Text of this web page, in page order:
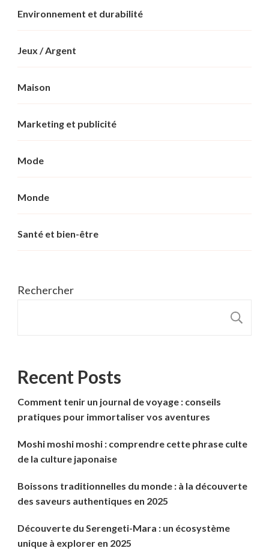
Environnement et durabilité
Jeux / Argent
Maison
Marketing et publicité
Mode
Monde
Santé et bien-être
Rechercher
Recent Posts
Comment tenir un journal de voyage : conseils
pratiques pour immortaliser vos aventures
Moshi moshi moshi : comprendre cette phrase culte
de la culture japonaise
Boissons traditionnelles du monde : à la découverte
des saveurs authentiques en 2025
Découverte du Serengeti-Mara : un écosystème
unique à explorer en 2025